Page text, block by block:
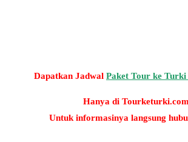
Dapatkan Jadwal Paket Tour ke
Hanya di Tourketurki.com
Untuk informasinya langsung